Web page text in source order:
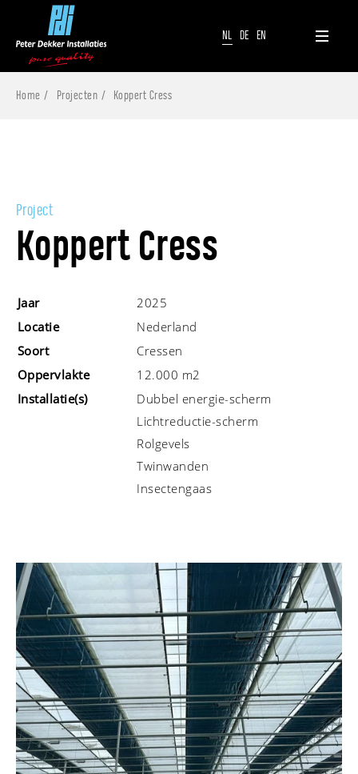
NL DE EN
Home Projecten Koppert Cress
Project
Koppert Cress
Jaar
2025
Locatie
Nederland
Soort
Cressen
Oppervlakte
12.000 m2
Installatie(s)
Dubbel energie-scherm
Lichtreductie-scherm
Rolgevels
Twinwanden
Insectengaas